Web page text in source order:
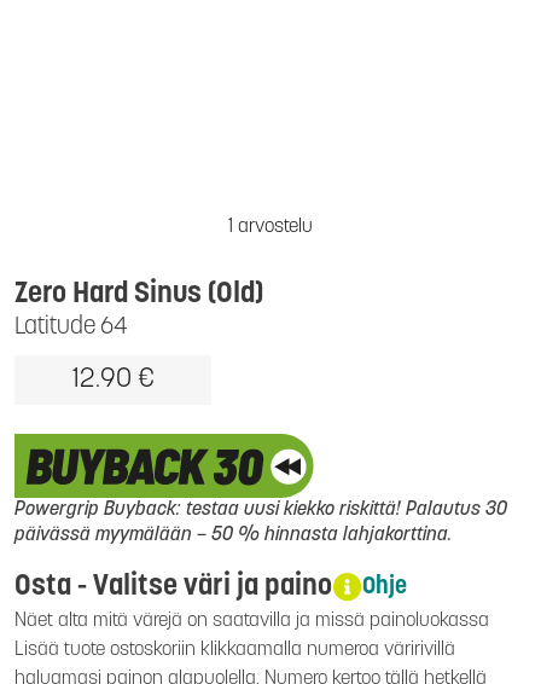
1 arvostelu
Latitude 64
Zero Hard Sinus (Old)
12.90 €
Powergrip Buyback: testaa uusi kiekko riskittä! Palautus 30
päivässä myymälään – 50 % hinnasta lahjakorttina.
Osta - Valitse väri ja paino Ohje
Näet alta mitä värejä on saatavilla ja missä painoluokassa
Lisää tuote ostoskoriin klikkaamalla numeroa väririvillä
haluamasi painon alapuolella. Numero kertoo tällä hetkellä